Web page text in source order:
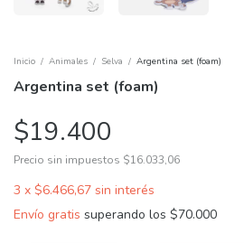
Inicio / Animales / Selva / Argentina set (foam)
Argentina set (foam)
$19.400
Precio sin impuestos $16.033,06
3 x $6.466,67 sin interés
Envío gratis superando los $70.000